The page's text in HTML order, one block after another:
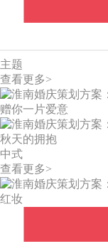
主题
查看更多>
赠你一片爱意
秋天的拥抱
中式
查看更多>
红妆